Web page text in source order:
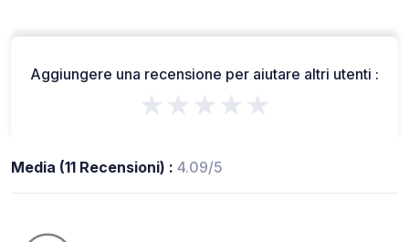
Aggiungere una recensione per aiutare altri utenti :
★★★★★
Media (11 Recensioni) : 4.09/5